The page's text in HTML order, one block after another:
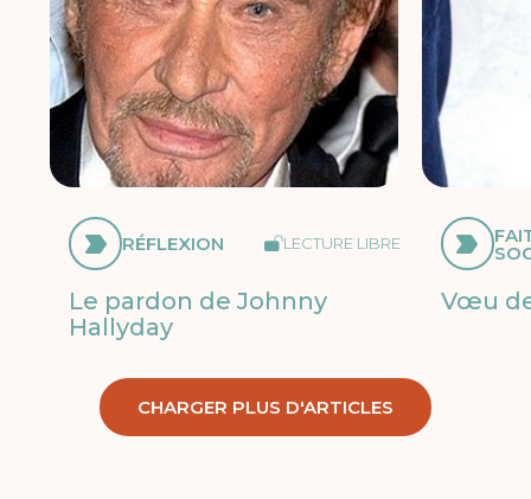
RÉFLEXION LECTURE LIBRE
Le pardon de Johnny
Hallyday
Vœu
CHARGER PLUS D'ARTICLES